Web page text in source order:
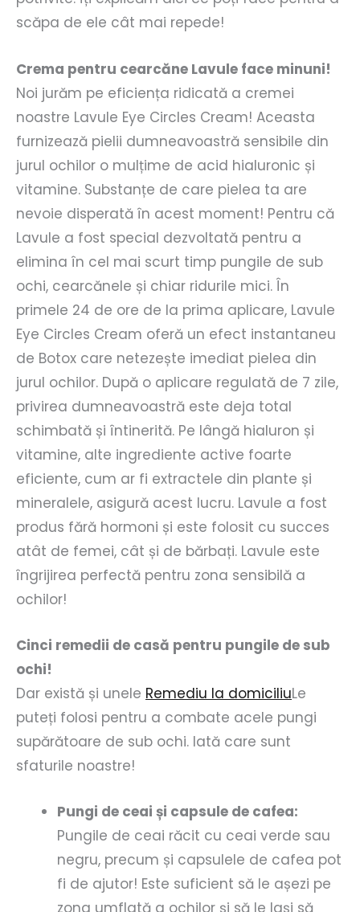
scăpa de ele cât mai repede!
Crema pentru cearcăne Lavule face minuni!
Noi jurăm pe eficiența ridicată a cremei
noastre Lavule Eye Circles Cream! Aceasta
furnizează pielii dumneavoastră sensibile din
jurul ochilor o mulțime de acid hialuronic și
vitamine. Substanțe de care pielea ta are
nevoie disperată în acest moment! Pentru că
Lavule a fost special dezvoltată pentru a
elimina în cel mai scurt timp pungile de sub
ochi, cearcănele și chiar ridurile mici. În
primele 24 de ore de la prima aplicare, Lavule
Eye Circles Cream oferă un efect instantaneu
de Botox care netezește imediat pielea din
jurul ochilor. După o aplicare regulată de 7 zile,
privirea dumneavoastră este deja total
schimbată și întinerită. Pe lângă hialuron și
vitamine, alte ingrediente active foarte
eficiente, cum ar fi extractele din plante și
mineralele, asigură acest lucru. Lavule a fost
produs fără hormoni și este folosit cu succes
atât de femei, cât și de bărbați. Lavule este
îngrijirea perfectă pentru zona sensibilă a
ochilor!
Cinci remedii de casă pentru pungile de sub
ochi!
Dar există și unele Remediu la domiciliuLe
puteți folosi pentru a combate acele pungi
supărătoare de sub ochi. Iată care sunt
sfaturile noastre!
Pungi de ceai și capsule de cafea:
Pungile de ceai răcit cu ceai verde sau
negru, precum și capsulele de cafea pot
fi de ajutor! Este suficient să le așezi pe
zona umflată a ochilor și să le lași să